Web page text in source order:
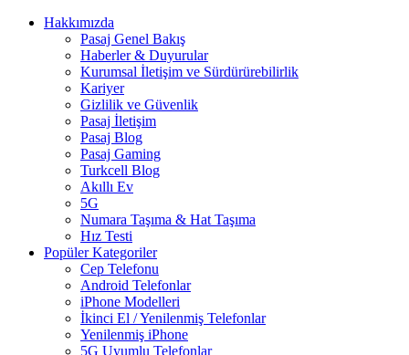
Hakkımızda
Pasaj Genel Bakış
Haberler & Duyurular
Kurumsal İletişim ve Sürdürürebilirlik
Kariyer
Gizlilik ve Güvenlik
Pasaj İletişim
Pasaj Blog
Pasaj Gaming
Turkcell Blog
Akıllı Ev
5G
Numara Taşıma & Hat Taşıma
Hız Testi
Popüler Kategoriler
Cep Telefonu
Android Telefonlar
iPhone Modelleri
İkinci El / Yenilenmiş Telefonlar
Yenilenmiş iPhone
5G Uyumlu Telefonlar